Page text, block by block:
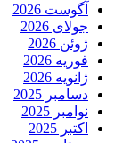
آگوست 2026
جولای 2026
ژوئن 2026
فوریه 2026
ژانویه 2026
دسامبر 2025
نوامبر 2025
اکتبر 2025